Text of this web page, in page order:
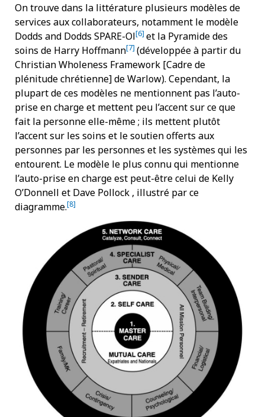
On trouve dans la littérature plusieurs modèles de
services aux collaborateurs, notamment le modèle
Dodds and Dodds SPARE-Ol[6] et la Pyramide des
soins de Harry Hoffmann[7] (développée à partir du
Christian Wholeness Framework [Cadre de
plénitude chrétienne] de Warlow). Cependant, la
plupart de ces modèles ne mentionnent pas l’auto-
prise en charge et mettent peu l’accent sur ce que
fait la personne elle-même ; ils mettent plutôt
l’accent sur les soins et le soutien offerts aux
personnes par les personnes et les systèmes qui les
entourent. Le modèle le plus connu qui mentionne
l’auto-prise en charge est peut-être celui de Kelly
O’Donnell et Dave Pollock , illustré par ce
diagramme.[8]